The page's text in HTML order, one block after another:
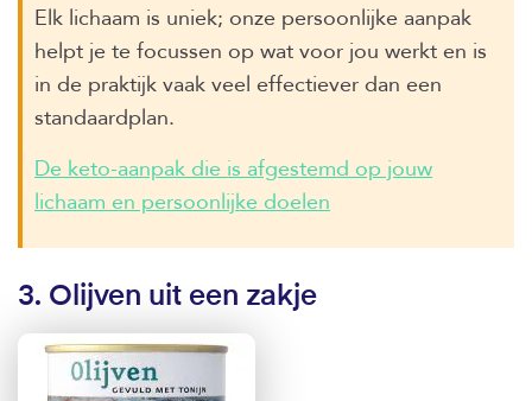
Elk lichaam is uniek; onze persoonlijke aanpak
helpt je te focussen op wat voor jou werkt en is
in de praktijk vaak veel effectiever dan een
standaardplan.
De keto-aanpak die is afgestemd op jouw
lichaam en persoonlijke doelen
3. Olijven uit een zakje